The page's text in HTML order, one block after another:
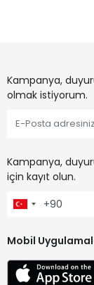
Kampanya,
olmak istiyorum.
Kampanya,
için kayıt olun.
Mobil